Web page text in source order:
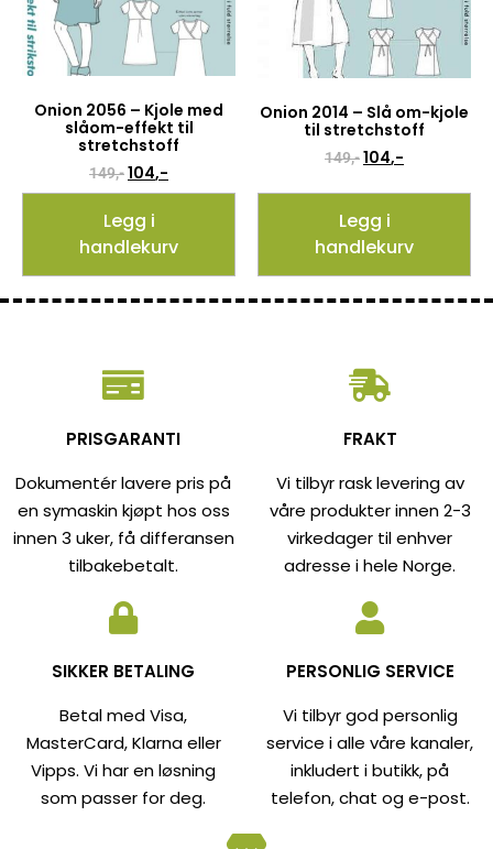
Onion 2056 – Kjole med
slåom-effekt til
stretchstoff
149,-104,-
Legg i
handlekurv
Onion 2014 – Slå om-kjole
til stretchstoff
149,-104,-
Legg i
handlekurv
PRISGARANTI
Dokumentér lavere pris på
en symaskin kjøpt hos oss
innen 3 uker, få differansen
tilbakebetalt.
FRAKT
Vi tilbyr rask levering av
våre produkter innen 2-3
virkedager til enhver
adresse i hele Norge.
SIKKER BETALING
Betal med Visa,
MasterCard, Klarna eller
Vipps. Vi har en løsning
som passer for deg.
PERSONLIG SERVICE
Vi tilbyr god personlig
service i alle våre kanaler,
inkludert i butikk, på
telefon, chat og e-post.